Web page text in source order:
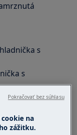
s
s
na
zážitku.
Pokračovať bez súhlasu